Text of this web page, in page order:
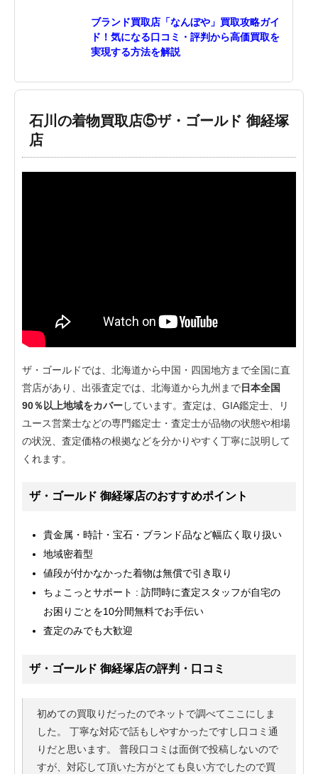
ブランド買取店「なんぼや」買取攻略ガイ
ド！気になる口コミ・評判から高価買取を
実現する方法を解説
石川の着物買取店⑤ザ・ゴールド 御経塚
店
ザ・ゴールドでは、北海道から中国・四国地方まで全国に直
営店があり、出張査定では、北海道から九州まで日本全国
90％以上地域をカバーしています。査定は、GIA鑑定士、リ
ユース営業士などの専門鑑定士・査定士が品物の状態や相場
の状況、査定価格の根拠などを分かりやすく丁寧に説明して
くれます。
ザ・ゴールド 御経塚店のおすすめポイント
貴金属・時計・宝石・ブランド品など幅広く取り扱い
地域密着型
値段が付かなかった着物は無償で引き取り
ちょこっとサポート : 訪問時に査定スタッフが自宅の
お困りごとを10分間無料でお手伝い
査定のみでも大歓迎
ザ・ゴールド 御経塚店の評判・口コミ
初めての買取りだったのでネットで調べてここにしま
した。 丁寧な対応で話もしやすかったですし口コミ通
りだと思います。 普段口コミは面倒で投稿しないので
すが、対応して頂いた方がとても良い方でしたので買